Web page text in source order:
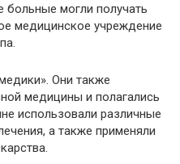
больные могли получать
медицинское учреждение
Они также
медицины и полагались
использовали различные
а также применяли